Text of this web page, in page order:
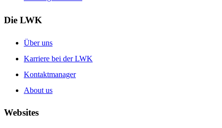
Die LWK
Über uns
Karriere bei der LWK
Kontaktmanager
About us
Websites